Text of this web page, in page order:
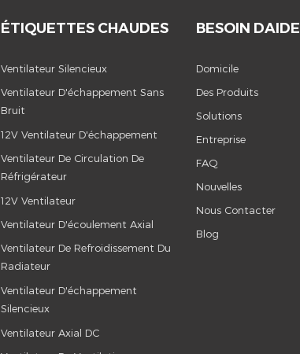
ÉTIQUETTES CHAUDES
Ventilateur Silencieux
Ventilateur D'échappement Sans
Bruit
12V Ventilateur D'échappement
Ventilateur De Circulation De
Réfrigérateur
12V Ventilateur
Ventilateur D'écoulement Axial
Ventilateur De Refroidissement Du
Radiateur
Ventilateur D'échappement
Silencieux
Ventilateur Axial DC
BESOIN DAIDE
Domicile
Des Produits
Solutions
Entreprise
FAQ
Nouvelles
Nous Contacter
Blog